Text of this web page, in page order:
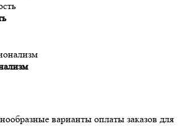
варианты оплаты заказов для